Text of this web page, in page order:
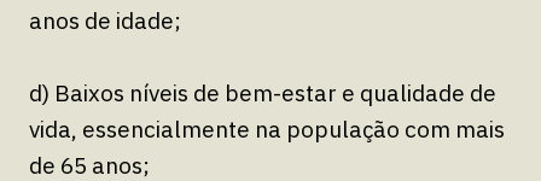
anos de idade;
d) Baixos níveis de bem-estar e qualidade de
vida, essencialmente na população com mais
de 65 anos;